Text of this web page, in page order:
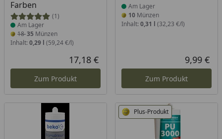
Farben
(1)
Am Lager
1835 Münzen
Inhalt: 0,29 l (59,24 €/l)
Aktueller Preis
17,18 €
Zum Produkt
Am Lager
10Münzen
Inhalt: 0,31 l (32,23 €/l)
9,99 €
Zum Produkt
Plus-Produkt